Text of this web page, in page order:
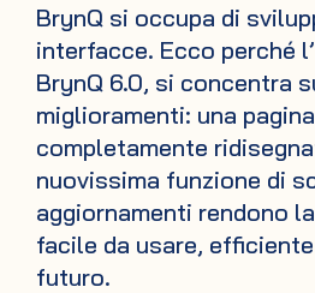
BrynQ si occupa di
interfacce. Ecco perché
BrynQ 6.0, si concentra
miglioramenti: una
completamente
nuovissima funzione di
aggiornamenti rendono
facile da usare,
futuro.